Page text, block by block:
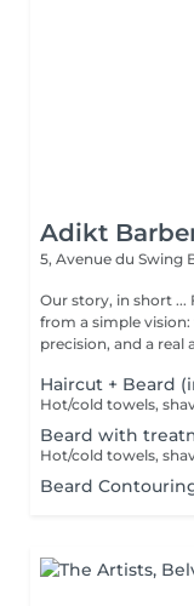
Adikt
5, Avenue du Swing
Our story, in short ... Founded in 2016, Adikt Barber was born
from a simple
precision, and a real
Haircut + Beard
Beard with
Beard